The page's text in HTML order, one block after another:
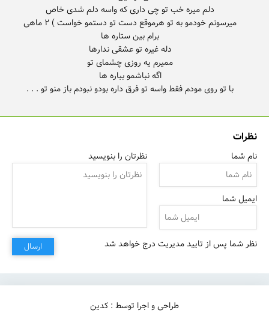
میرسونم خودمو به تو هرموقع دست تو دستمو خواست ) ۲ ماهی
با تو روی مودم فقط واسه تو فرق داره بودو نبودم باز منو تو . . .
نظرات
نام شما
ایمیل شما
نظرتان را بنویسید
نظر شما پس از تایید مدیریت درج خواهد شد ارسال
طراحی و اجرا توسط : کدین